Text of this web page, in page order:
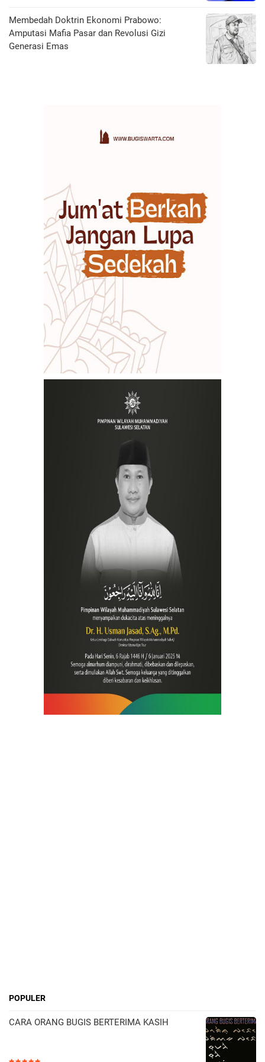
Membedah Doktrin Ekonomi Prabowo:
Amputasi Mafia Pasar dan Revolusi Gizi
Generasi Emas
POPULER
CARA ORANG BUGIS BERTERIMA KASIH